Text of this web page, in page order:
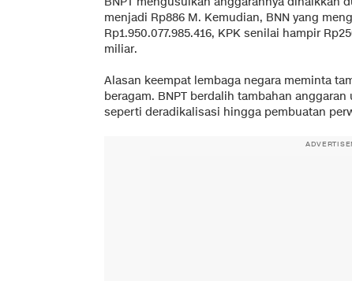
menjadi Rp886 M. Kemudian, BNN yang
Rp1.950.077.985.416, KPK senilai hampir
miliar.
Alasan keempat lembaga negara meminta
beragam. BNPT berdalih tambahan
seperti deradikalisasi hingga pembuatan